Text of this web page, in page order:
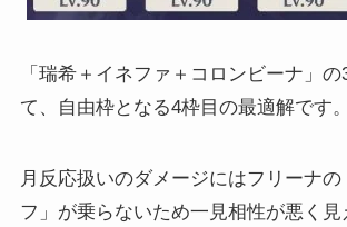
「瑞希＋イネファ＋コロンビーナ」
て、自由枠となる4枠目の最適解です。
月反応扱いのダメージにはフリーナ
フ」が乗らないため一見相性が悪く